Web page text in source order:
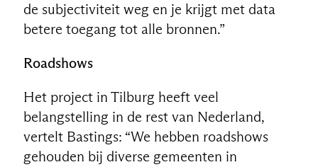
de subjectiviteit weg en je krijgt met data
betere toegang tot alle bronnen.”
Roadshows
Het project in Tilburg heeft veel
belangstelling in de rest van Nederland,
vertelt Bastings: “We hebben roadshows
gehouden bij diverse gemeenten in